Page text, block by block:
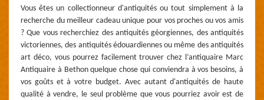
Vous êtes un collectionneur d'antiquités ou tout simplement à la
recherche du meilleur cadeau unique pour vos proches ou vos amis
? Que vous recherchiez des antiquités géorgiennes, des antiquités
victoriennes, des antiquités édouardiennes ou même des antiquités
art déco, vous pourrez facilement trouver chez l’antiquaire Marc
Antiquaire à Bethon quelque chose qui conviendra à vos besoins, à
vos goûts et à votre budget. Avec autant d'antiquités de haute
qualité à vendre, le seul problème que vous pourriez avoir est de